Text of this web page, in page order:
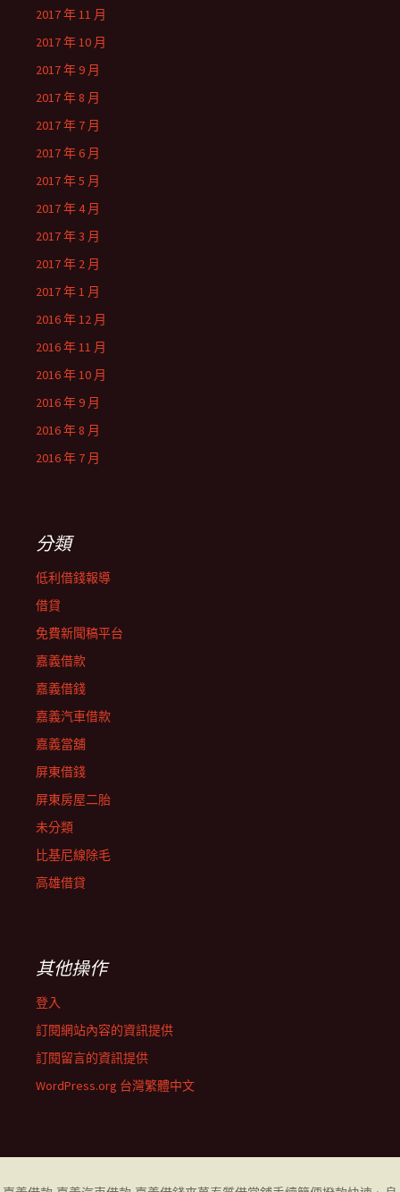
2017 年 11 月
2017 年 10 月
2017 年 9 月
2017 年 8 月
2017 年 7 月
2017 年 6 月
2017 年 5 月
2017 年 4 月
2017 年 3 月
2017 年 2 月
2017 年 1 月
2016 年 12 月
2016 年 11 月
2016 年 10 月
2016 年 9 月
2016 年 8 月
2016 年 7 月
分類
低利借錢報導
借貸
免費新聞稿平台
嘉義借款
嘉義借錢
嘉義汽車借款
嘉義當舖
屏東借錢
屏東房屋二胎
未分類
比基尼線除毛
高雄借貸
其他操作
登入
訂閱網站內容的資訊提供
訂閱留言的資訊提供
WordPress.org 台灣繁體中文